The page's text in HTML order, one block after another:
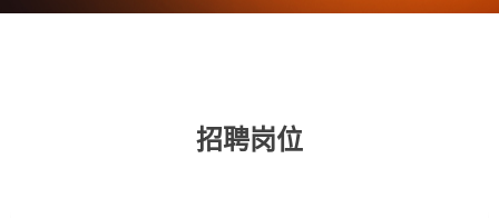
招聘岗位